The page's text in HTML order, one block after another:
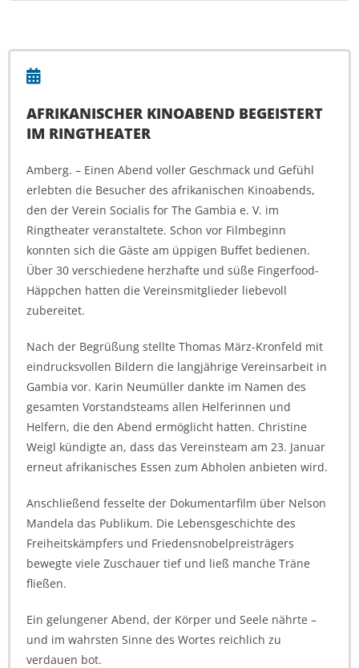
AFRIKANISCHER KINOABEND BEGEISTERT
IM RINGTHEATER
Amberg. – Einen Abend voller Geschmack und Gefühl
erlebten die Besucher des afrikanischen Kinoabends,
den der Verein Socialis for The Gambia e. V. im
Ringtheater veranstaltete. Schon vor Filmbeginn
konnten sich die Gäste am üppigen Buffet bedienen.
Über 30 verschiedene herzhafte und süße Fingerfood-
Häppchen hatten die Vereinsmitglieder liebevoll
zubereitet.
Nach der Begrüßung stellte Thomas März-Kronfeld mit
eindrucksvollen Bildern die langjährige Vereinsarbeit in
Gambia vor. Karin Neumüller dankte im Namen des
gesamten Vorstandsteams allen Helferinnen und
Helfern, die den Abend ermöglicht hatten. Christine
Weigl kündigte an, dass das Vereinsteam am 23. Januar
erneut afrikanisches Essen zum Abholen anbieten wird.
Anschließend fesselte der Dokumentarfilm über Nelson
Mandela das Publikum. Die Lebensgeschichte des
Freiheitskämpfers und Friedensnobelpreisträgers
bewegte viele Zuschauer tief und ließ manche Träne
fließen.
Ein gelungener Abend, der Körper und Seele nährte –
und im wahrsten Sinne des Wortes reichlich zu
verdauen bot.